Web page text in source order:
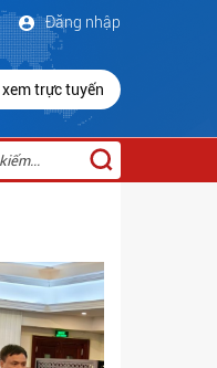
Đăng nhập
xem trực tuyến